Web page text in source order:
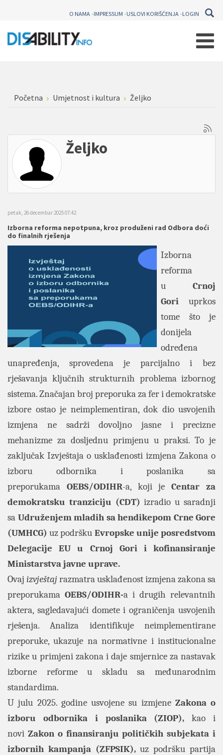
O NAMA IMPRESSUM USLOVI KORIŠĆENJA LOGIN
Početna Umjetnost i kultura Željko
Željko
petak, 26 decembar 2025 07:42
Izborna reforma nepotpuna, kroz produženi rad Odbora doći
do finalnih rješenja
Izborna
reforma
u Crnoj
Gori uprkos
tome što je
donijela
određena
unapređenja, sprovedena je parcijalno i bez
rješavanja ključnih strukturnih problema izbornog
sistema. Značajan broj preporuka za fer i demokratske
izbore ostao je neimplementiran, dok dio usvojenih
izmjena ne sadrži dovoljno jasne i precizne
mehanizme za dosljednu primjenu u praksi. To je
zaključak Izvještaja o usklađenosti izmjena Zakona o
izboru odbornika i poslanika sa
preporukama OEBS/ODIHR-a, koji jeCentar za
demokratsku tranziciju (CDT) izradio u saradnji
sa Udruženjem mladih sa hendikepom Crne Gore
(UMHCG)uz podršku Evropske unije posredstvom
Delegacije EU u Crnoj Gori i kofinansiranje
Ministarstva javne uprave.
Ovaj izvještajrazmatra usklađenost izmjena zakona sa
preporukama OEBS/ODIHR-a i drugih relevantnih
aktera, sagledavajući domete i ograničenja usvojenih
rješenja. Analiza identifikuje neimplementirane
preporuke, ukazuje na normativne i institucionalne
rizike u primjeni zakona i daje smjernice za nastavak
izborne reforme u skladu sa međunarodnim
standardima.
U julu 2025. godine usvojene su izmjene Zakona o
izboru odbornika i poslanika (ZIOP), kao i
novi Zakon o finansiranju političkih subjekata i
izbornih kampanja (ZFPSIK),uz podršku partija